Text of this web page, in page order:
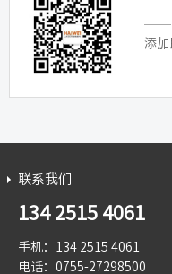
添加
联系我们
134 2515 4061
手机：134 2515 4061
电话：0755-27298500